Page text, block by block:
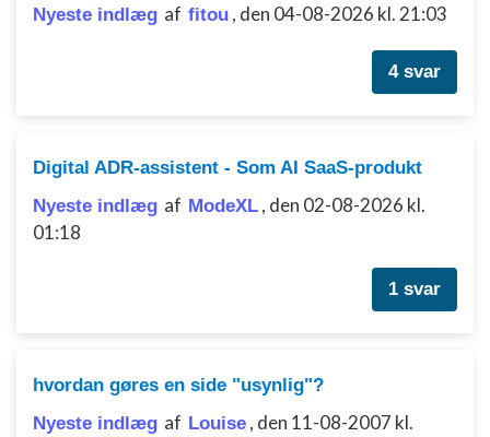
Nyeste indlæg af fitou , den 04-08-2026 kl. 21:03
4 svar
Digital ADR-assistent - Som AI SaaS-produkt
Nyeste indlæg af ModeXL , den 02-08-2026 kl.
01:18
1 svar
hvordan gøres en side "usynlig"?
Nyeste indlæg af Louise , den 11-08-2007 kl.